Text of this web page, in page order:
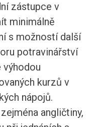
zástupce v
minimálně
s možností další
potravinářství
výhodou
kurzů v
nápojů.
angličtiny,